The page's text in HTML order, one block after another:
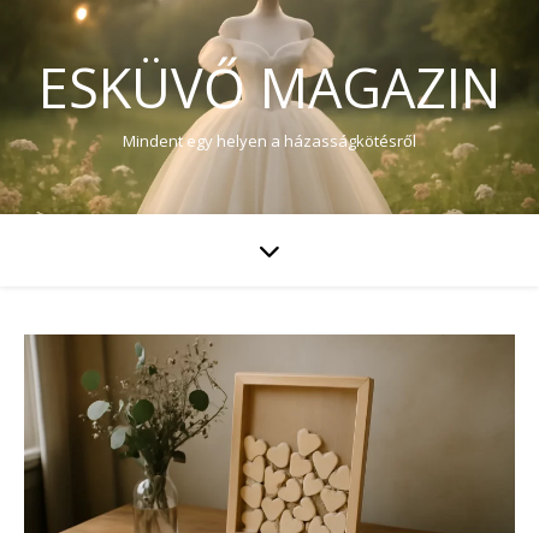
ESKÜVŐ MAGAZIN
Mindent egy helyen a házasságkötésről